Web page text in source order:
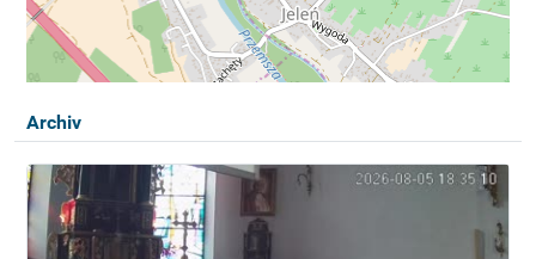
Archiv